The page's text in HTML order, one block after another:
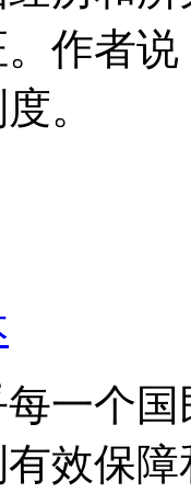
作者
。
一个
效保